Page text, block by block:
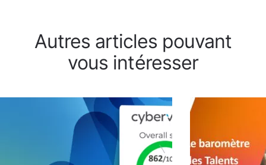
Autres articles pouvant
vous intéresser